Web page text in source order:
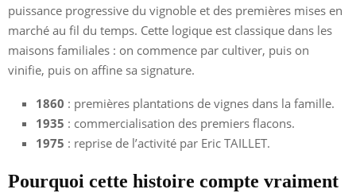
puissance progressive du vignoble et des premières mises en
marché au fil du temps. Cette logique est classique dans les
maisons familiales : on commence par cultiver, puis on
vinifie, puis on affine sa signature.
1860 : premières plantations de vignes dans la famille.
1935 : commercialisation des premiers flacons.
1975 : reprise de l’activité par Eric TAILLET.
Pourquoi cette histoire compte vraiment